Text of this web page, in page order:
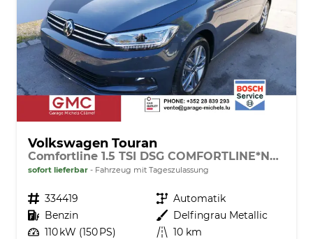
Volkswagen Touran
Comfortline 1.5 TSI DSG COMFORTLINE*NAVI*ACC*PDC*LED*SHZ*KAMERA*7-SITZER*17-ZOLL
sofort lieferbar Fahrzeug mit Tageszulassung
Fahrzeugnr. 334419 Getriebe Automatik
Kraftstoff Benzin Außenfarbe Delfingrau Metallic
Leistung 110 kW (150 PS) Kilometerstand 10 km